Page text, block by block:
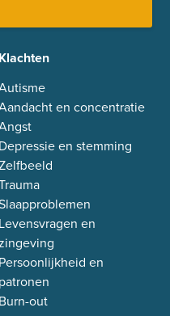
Klachten
en concentratie
Depressie en stemming
Levensvragen en
Persoonlijkheid en
patronen
Burn-out